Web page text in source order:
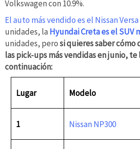
Volkswagen con 10.9%.
El auto más vendido es el Nissan Versa
unidades, la Hyundai Creta es el SUV
unidades, perosi quieres saber cómo
las pick-ups más vendidas en junio,
continuación:
Lugar Modelo
1 Nissan NP300